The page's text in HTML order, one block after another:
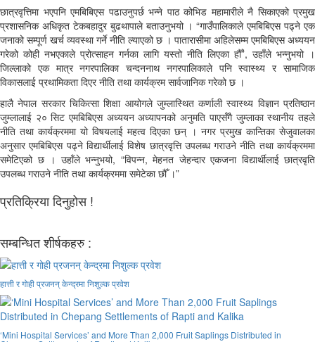
छात्रवृत्तिमा भएपनि एमबिबिएस पढाउनुपर्छ भन्ने पाठ कोभिड महामारीले नै सिकाएको प्रमुख
प्रशासनिक अधिकृत टेकबहादुर बुढथापाले बताउनुभयो । “गाउँपालिकाले एमबिबिएस पढ्ने एक
जनाको सम्पूर्ण खर्च व्यवस्था गर्ने नीति ल्याएको छ । पातारासीमा अहिलेसम्म एमबिबिएस अध्ययन
गरेको कोही नभएकाले प्रोत्साहन गर्नका लागि यस्तो नीति लिएका हौँ”, उहाँले भन्नुभयो ।
जिल्लाको एक मात्र नगरपालिका चन्दननाथ नगरपालिकाले पनि स्वास्थ्य र सामाजिक
विकासलाई प्रथामिकता दिएर नीति तथा कार्यक्रम सार्वजानिक गरेको छ ।
हालै नेपाल सरकार चिकित्सा शिक्षा आयोगले जुम्लास्थित कर्णाली स्वास्थ्य विज्ञान प्रतिष्ठान
जुम्लालाई २० सिट एमबिबिएस अध्ययन अध्यापनको अनुमति पाएसँगै जुम्लाका स्थानीय तहले
नीति तथा कार्यक्रममा यो विषयलाई महत्व दिएका छन् । नगर प्रमुख कान्तिका सेजुवालका
अनुसार एमबिबिएस पढ्ने विद्यार्थीलाई विशेष छात्रवृत्ति उपलब्ध गराउने नीति तथा कार्यक्रममा
समेटिएको छ । उहाँले भन्नुभयो, “विपन्न, मेहनत जेहन्दार एकजना विद्यार्थीलाई छात्रवृति
उपलब्ध गराउने नीति तथा कार्यक्रममा समेटेका छौँ ।”
प्रतिक्रिया दिनुहोस !
सम्बन्धित शीर्षकहरु :
हात्ती र गोही प्रजनन् केन्द्रमा निशुल्क प्रवेश
‘Mini Hospital Services’ and More Than 2,000 Fruit Saplings Distributed in